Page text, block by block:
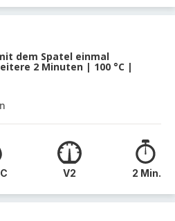
dem Spatel einmal
2 Minuten | 100 °C |
V2 2 Min.